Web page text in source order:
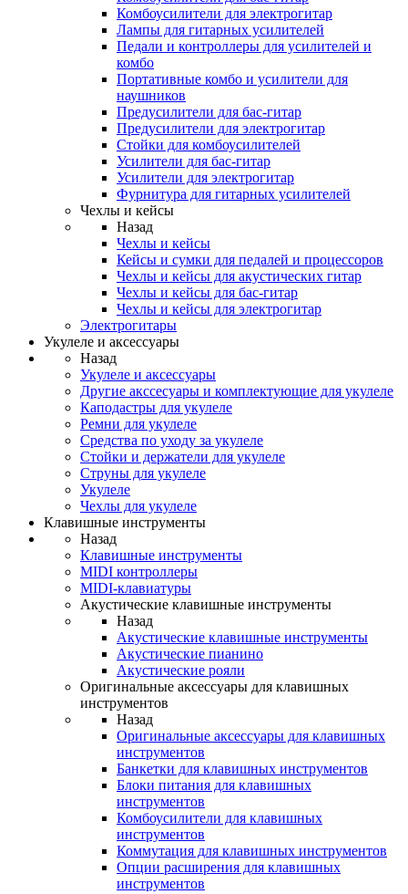
Комбоусилители для электрогитар
Лампы для гитарных усилителей
Педали и контроллеры для усилителей и
комбо
Портативные комбо и усилители для
наушников
Предусилители для бас-гитар
Предусилители для электрогитар
Стойки для комбоусилителей
Усилители для бас-гитар
Усилители для электрогитар
Фурнитура для гитарных усилителей
Чехлы и кейсы
Назад
Чехлы и кейсы
Кейсы и сумки для педалей и процессоров
Чехлы и кейсы для акустических гитар
Чехлы и кейсы для бас-гитар
Чехлы и кейсы для электрогитар
Электрогитары
Укулеле и аксессуары
Назад
Укулеле и аксессуары
Другие акссесуары и комплектующие для укулеле
Каподастры для укулеле
Ремни для укулеле
Средства по уходу за укулеле
Стойки и держатели для укулеле
Струны для укулеле
Укулеле
Чехлы для укулеле
Клавишные инструменты
Назад
Клавишные инструменты
MIDI контроллеры
MIDI-клавиатуры
Акустические клавишные инструменты
Назад
Акустические клавишные инструменты
Акустические пианино
Акустические рояли
Оригинальные аксессуары для клавишных
инструментов
Назад
Оригинальные аксессуары для клавишных
инструментов
Банкетки для клавишных инструментов
Блоки питания для клавишных
инструментов
Комбоусилители для клавишных
инструментов
Коммутация для клавишных инструментов
Опции расширения для клавишных
инструментов